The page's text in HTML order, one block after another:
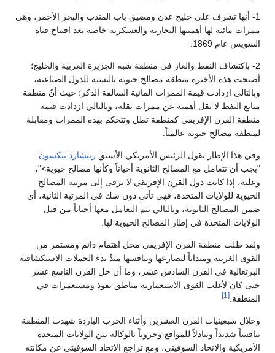
1- أنها تشرف على خليج عدن ومضيق باب المندب والبحر الأحمر، وهي
ممرات مائية لها أهميتها التجارية والعسكرية خاصة بعد افتتاح قناة
السويس عام 1869.
2- باكتشاف النفط والغاز في منطقة شبه الجزيرة العربية والخليج؛
أصبحت هذه الأخيرة منطقة مصالح حيوية بالنسبة للدول الصناعية،
وبالتالي ازدادت قيمة الممرات المائية السالفة الذكر؛ حيث أنّ منطقة
منابع النفط لا تقل أهمية عن ممرات نقله، وبالتالي ازدادت قيمة
منطقة القرن الإفريقي كمنطقة تطل وتتحكم بهذه الممرات ومقابلة
لمنطقة مصالح حيوية عالمياً.
وفي هذا الإطار يقول الرئيس الأمريكي الأسبق ريتشارد نيكسون:
"يجب أن نتعامل مع المصالح الثانوية أحياناً وكأنها مصالح حيوية>"،
وعليه، إذا كانت دول القرن الإفريقي لا ترقى إلى مرتبة المصالح
الحيوية للولايات المتحدة، فهي تأتي دون شك في المرتبة الثانية، أي
ضمن المصالح الثانوية، وبالتالي يتم التعامل معها أحياناً من قبل
الولايات المتحدة في إطار المصالح الحيوية لها.
ولقد ظلت منطقة القرن الإفريقي محل اهتمام دائم ومستمر من
القوى الغربية وميداناً لتصارعها وتنافسها منذُ بدء الحملات الاستكشافية
البرتغالية في القرن السادس عشر، وما أن حل القرن التاسع عشر
حتى كان لأغلب القوى الاستعمارية مناطق نفوذ ومستعمرات في
المنطقة. [1]
وخلال سبعينيات القرن العشرين وأثناء الحرب الباردة شهدت المنطقة
تنافساً شديداً وتبادلاً للمواقع وحروباً بالوكالة بين الولايات المتحدة
الأمريكية والاتحاد السوفيتي، ومع تراجع الاتحاد السوفيتي عن مكانته